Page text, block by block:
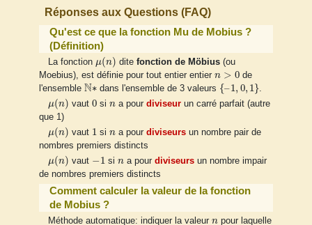
Réponses aux Questions (FAQ)
Qu'est ce que la fonction Mu de Mobius ?
(Définition)
La fonction μ(n)
(n ) dite fonction de Möbius(ou
Moebius), est définie pour tout entier entier n > 0
n >0
de
l'ensemble N∗
N dans l'ensemble de 3 valeurs {–1, 0, 1}
{– 1 0, 1}
μ(n)
(n ) vaut 0
0si n
na pour diviseurun carré parfait (autre
que 1)
μ(n)
(n ) vaut 1
1si n
na pour diviseursun nombre pair de
nombres premiers distincts
μ(n)
(n ) vaut −1
1si n
na pour diviseursun nombre impair
de nombres premiers distincts
Comment calculer la valeur de la fonction
de Mobius ?
Méthode automatique: indiquer la valeur n
npour laquelle